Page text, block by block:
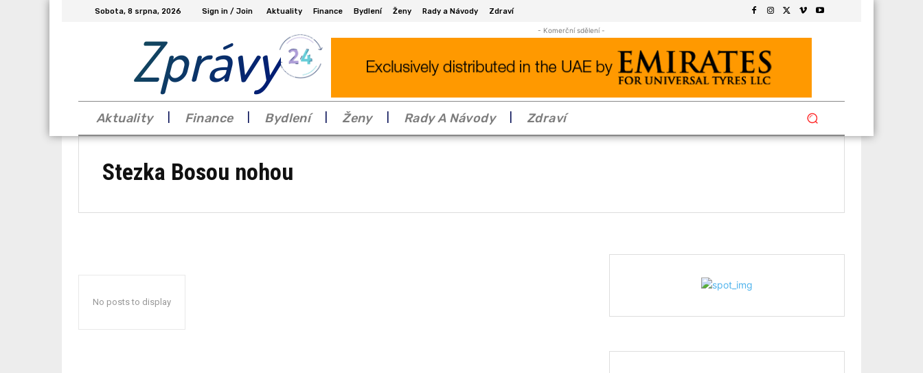
Sobota, 8 srpna, 2026 Sign in / Join Aktuality Finance Bydlení Ženy Rady a Návody Zdraví
Zprávy - Komerční sdělení -
Aktuality Finance Bydlení Ženy Rady A Návody Zdraví
Stezka Bosou nohou
No posts to display